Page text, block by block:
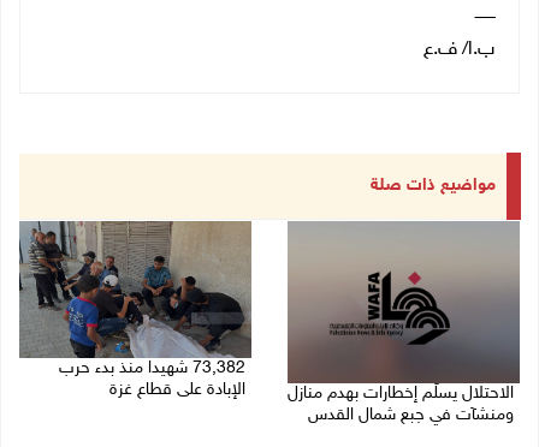
ــــــــ
ب.ا/ ف.ع
مواضيع ذات صلة
الاحتلال يسلّم إخطارات بهدم منازل
ومنشآت في جبع شمال القدس
73,382 شهيدا منذ بدء حرب
الإبادة على قطاع غزة